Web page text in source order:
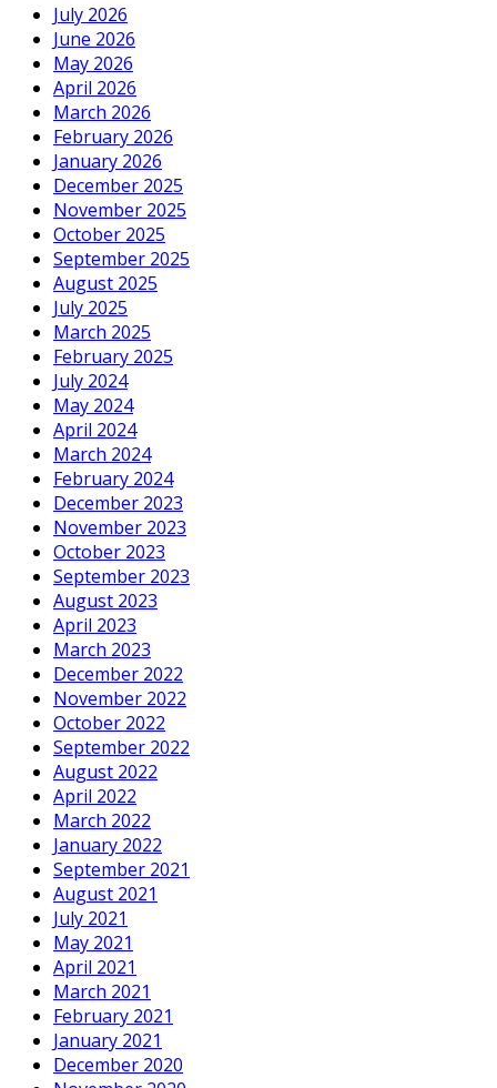
July 2026
June 2026
May 2026
April 2026
March 2026
February 2026
January 2026
December 2025
November 2025
October 2025
September 2025
August 2025
July 2025
March 2025
February 2025
July 2024
May 2024
April 2024
March 2024
February 2024
December 2023
November 2023
October 2023
September 2023
August 2023
April 2023
March 2023
December 2022
November 2022
October 2022
September 2022
August 2022
April 2022
March 2022
January 2022
September 2021
August 2021
July 2021
May 2021
April 2021
March 2021
February 2021
January 2021
December 2020